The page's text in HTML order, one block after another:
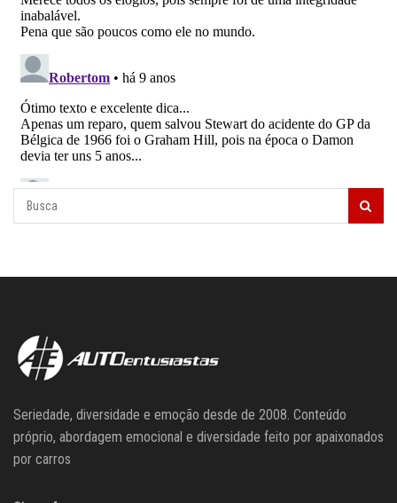
Seriedade, diversidade e emoção desde de 2008. Conteúdo
próprio, abordagem emocional e diversidade feito por apaixonados
por carros